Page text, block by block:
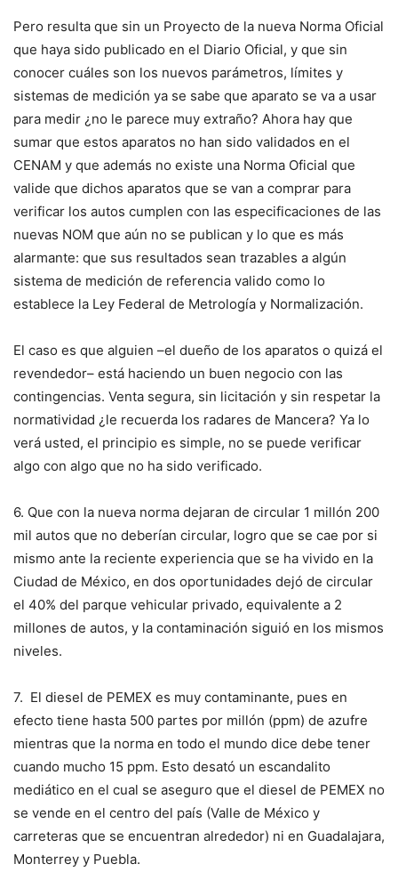
Pero resulta que sin un Proyecto de la nueva Norma Oficial
que haya sido publicado en el Diario Oficial, y que sin
conocer cuáles son los nuevos parámetros, límites y
sistemas de medición ya se sabe que aparato se va a usar
para medir ¿no le parece muy extraño? Ahora hay que
sumar que estos aparatos no han sido validados en el
CENAM y que además no existe una Norma Oficial que
valide que dichos aparatos que se van a comprar para
verificar los autos cumplen con las especificaciones de las
nuevas NOM que aún no se publican y lo que es más
alarmante: que sus resultados sean trazables a algún
sistema de medición de referencia valido como lo
establece la Ley Federal de Metrología y Normalización.
El caso es que alguien –el dueño de los aparatos o quizá el
revendedor– está haciendo un buen negocio con las
contingencias. Venta segura, sin licitación y sin respetar la
normatividad ¿le recuerda los radares de Mancera? Ya lo
verá usted, el principio es simple, no se puede verificar
algo con algo que no ha sido verificado.
6. Que con la nueva norma dejaran de circular 1 millón 200
mil autos que no deberían circular, logro que se cae por si
mismo ante la reciente experiencia que se ha vivido en la
Ciudad de México, en dos oportunidades dejó de circular
el 40% del parque vehicular privado, equivalente a 2
millones de autos, y la contaminación siguió en los mismos
niveles.
7. El diesel de PEMEX es muy contaminante, pues en
efecto tiene hasta 500 partes por millón (ppm) de azufre
mientras que la norma en todo el mundo dice debe tener
cuando mucho 15 ppm. Esto desató un escandalito
mediático en el cual se aseguro que el diesel de PEMEX no
se vende en el centro del país (Valle de México y
carreteras que se encuentran alrededor) ni en Guadalajara,
Monterrey y Puebla.